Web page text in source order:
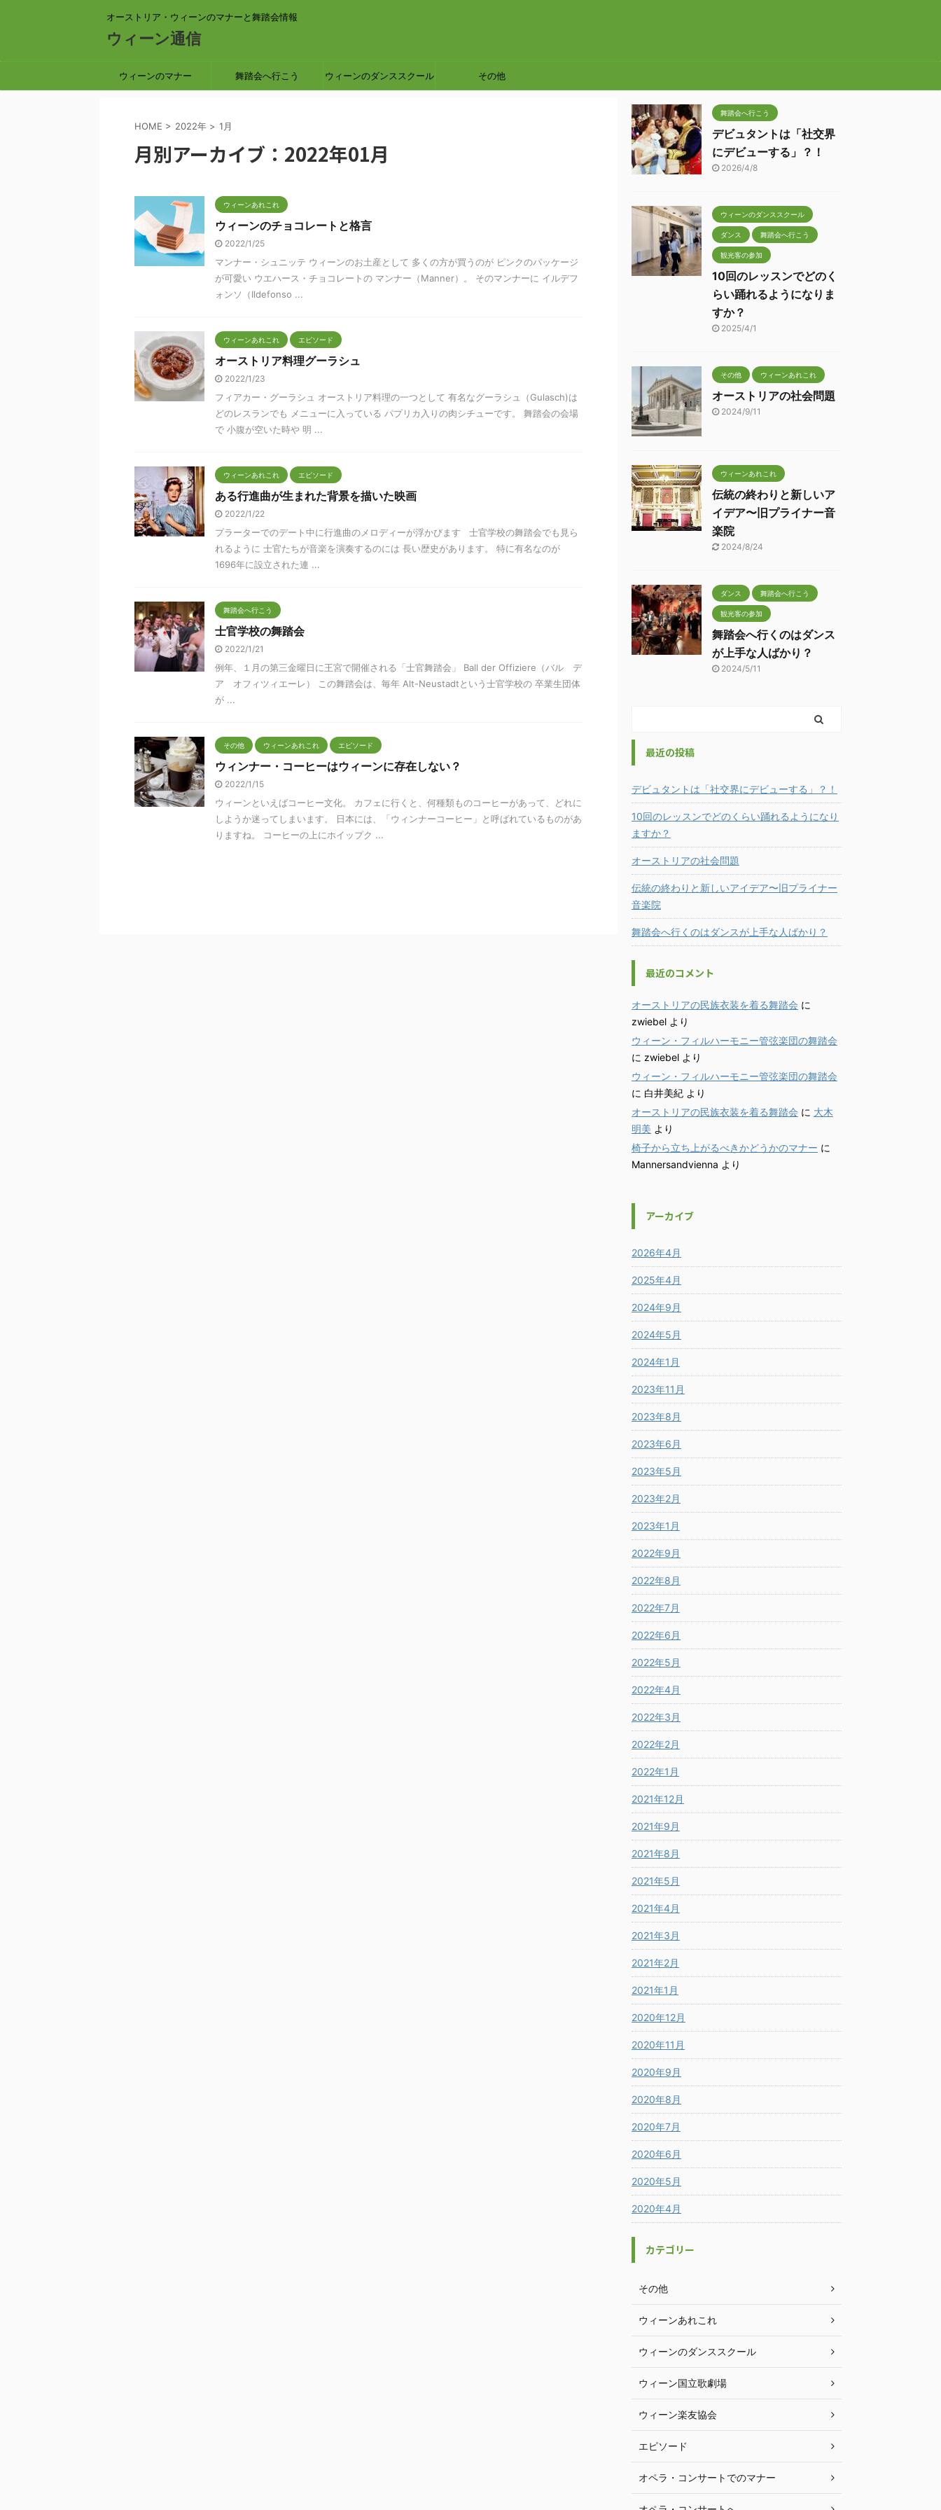
オーストリア・ウィーンのマナーと舞踏会情報
ウィーン通信
ウィーンのマナー 舞踏会へ行こう ウィーンのダンススクール その他
HOME > 2022年 > 1月
月別アーカイブ：2022年01月
ウィーンあれこれ
ウィーンのチョコレートと格言
2022/1/25
マンナー・シュニッテ ウィーンのお土産として 多くの方が買うのが ピンクのパッケージ
が可愛い ウエハース・チョコレートの マンナー（Manner）。 そのマンナーに イルデフ
ォンソ（Ildefonso ...
ウィーンあれこれ エピソード
オーストリア料理グーラシュ
2022/1/23
フィアカー・グーラシュ オーストリア料理の一つとして 有名なグーラシュ（Gulasch)は
どのレスランでも メニューに入っている パプリカ入りの肉シチューです。 舞踏会の会場
で 小腹が空いた時や 明 ...
ウィーンあれこれ エピソード
ある行進曲が生まれた背景を描いた映画
2022/1/22
プラーターでのデート中に行進曲のメロディーが浮かびます 士官学校の舞踏会でも見ら
れるように 士官たちが音楽を演奏するのには 長い歴史があります。 特に有名なのが
1696年に設立された連 ...
舞踏会へ行こう
士官学校の舞踏会
2022/1/21
例年、１月の第三金曜日に王宮で開催される「士官舞踏会」 Ball der Offiziere（バル デ
ア オフィツィエーレ） この舞踏会は、毎年 Alt-Neustadtという士官学校の 卒業生団体
が ...
その他 ウィーンあれこれ エピソード
ウィンナー・コーヒーはウィーンに存在しない？
2022/1/15
ウィーンといえばコーヒー文化。 カフェに行くと、何種類ものコーヒーがあって、どれに
しようか迷ってしまいます。 日本には、「ウィンナーコーヒー」と呼ばれているものがあ
りますね。 コーヒーの上にホイップク ...
舞踏会へ行こう
デビュタントは「社交界
にデビューする」？！
2026/4/8
ウィーンのダンススクール
ダンス 舞踏会へ行こう
観光客の参加
10回のレッスンでどのく
らい踊れるようになりま
すか？
2025/4/1
その他 ウィーンあれこれ
オーストリアの社会問題
2024/9/11
ウィーンあれこれ
伝統の終わりと新しいア
イデア〜旧プライナー音
楽院
2024/8/24
ダンス 舞踏会へ行こう
観光客の参加
舞踏会へ行くのはダンス
が上手な人ばかり？
2024/5/11
最近の投稿
デビュタントは「社交界にデビューする」？！
10回のレッスンでどのくらい踊れるようになり
ますか？
オーストリアの社会問題
伝統の終わりと新しいアイデア〜旧プライナー
音楽院
舞踏会へ行くのはダンスが上手な人ばかり？
最近のコメント
オーストリアの民族衣装を着る舞踏会 に
zwiebel より
ウィーン・フィルハーモニー管弦楽団の舞踏会
に zwiebel より
ウィーン・フィルハーモニー管弦楽団の舞踏会
に 白井美紀 より
オーストリアの民族衣装を着る舞踏会 に 大木
明美 より
椅子から立ち上がるべきかどうかのマナー に
Mannersandvienna より
アーカイブ
2026年4月
2025年4月
2024年9月
2024年5月
2024年1月
2023年11月
2023年8月
2023年6月
2023年5月
2023年2月
2023年1月
2022年9月
2022年8月
2022年7月
2022年6月
2022年5月
2022年4月
2022年3月
2022年2月
2022年1月
2021年12月
2021年9月
2021年8月
2021年5月
2021年4月
2021年3月
2021年2月
2021年1月
2020年12月
2020年11月
2020年9月
2020年8月
2020年7月
2020年6月
2020年5月
2020年4月
カテゴリー
その他
ウィーンあれこれ
ウィーンのダンススクール
ウィーン国立歌劇場
ウィーン楽友協会
エピソード
オペラ・コンサートでのマナー